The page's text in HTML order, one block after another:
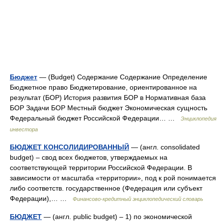
Бюджет — (Budget) Содержание Содержание Определение
Бюджетное право Бюджетирование, ориентированное на
результат (БОР) История развития БОР в Нормативная база
БОР Задачи БОР Местный бюджет Экономическая сущность
Федеральный бюджет Российской Федерации… …
Энциклопедия
инвестора
БЮДЖЕТ КОНСОЛИДИРОВАННЫЙ — (англ. consolidated
budget) – свод всех бюджетов, утверждаемых на
соответствующей территории Российской Федерации. В
зависимости от масштаба «территории», под к рой понимается
либо соответств. государственное (Федерация или субъект
Федерации),… …
Финансово-кредитный энциклопедический словарь
БЮДЖЕТ — (англ. public budget) – 1) по экономической